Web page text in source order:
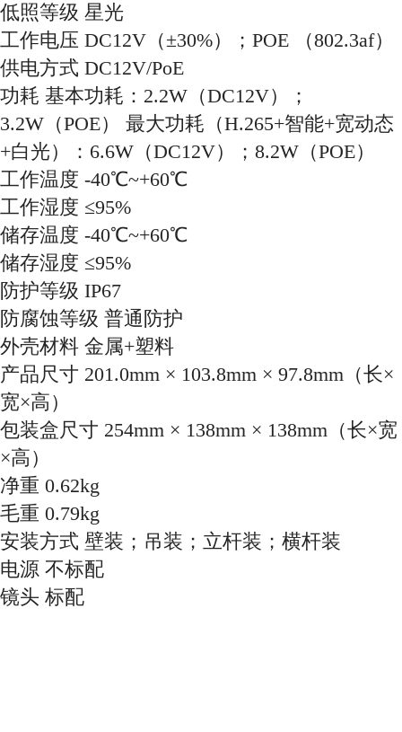
低照等级 星光
工作电压 DC12V（±30%）；POE （802.3af）
供电方式 DC12V/PoE
功耗 基本功耗：2.2W（DC12V）；
3.2W（POE） 最大功耗（H.265+智能+宽动态
+白光）：6.6W（DC12V）；8.2W（POE）
工作温度 -40℃~+60℃
工作湿度 ≤95%
储存温度 -40℃~+60℃
储存湿度 ≤95%
防护等级 IP67
防腐蚀等级 普通防护
外壳材料 金属+塑料
产品尺寸 201.0mm × 103.8mm × 97.8mm（长×
宽×高）
包装盒尺寸 254mm × 138mm × 138mm（长×宽
×高）
净重 0.62kg
毛重 0.79kg
安装方式 壁装；吊装；立杆装；横杆装
电源 不标配
镜头 标配